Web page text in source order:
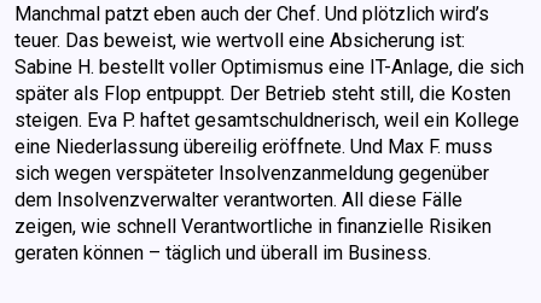
Manchmal patzt eben auch der Chef. Und plötzlich wird’s
teuer. Das beweist, wie wertvoll eine Absicherung ist:
Sabine H. bestellt voller Optimismus eine IT-Anlage, die sich
später als Flop entpuppt. Der Betrieb steht still, die Kosten
steigen. Eva P. haftet gesamt­schuldnerisch, weil ein Kollege
eine Niederlassung übereilig eröffnete. Und Max F. muss
sich wegen verspäteter Insolvenzanmeldung gegenüber
dem Insolvenzverwalter verantworten. All diese Fälle
zeigen, wie schnell Verantwortliche in finanzielle Risiken
geraten können – täglich und überall im Business.